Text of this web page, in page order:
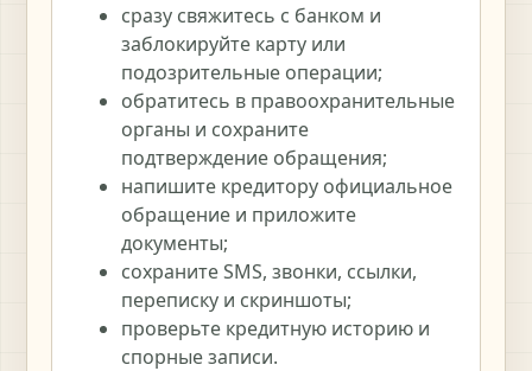
сразу свяжитесь с банком и
заблокируйте карту или
подозрительные операции;
обратитесь в правоохранительные
органы и сохраните
подтверждение обращения;
напишите кредитору официальное
обращение и приложите
документы;
сохраните SMS, звонки, ссылки,
переписку и скриншоты;
проверьте кредитную историю и
спорные записи.